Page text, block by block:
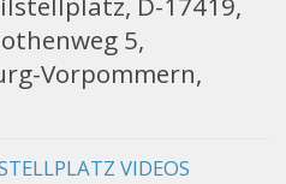
5,
Vorpommern,
VIDEOS